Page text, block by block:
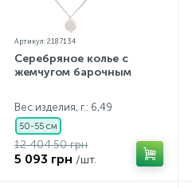
Артикул: 2187134
Серебряное колье с
жемчугом барочным
Вес изделия, г.: 6,49
50-55 см
12 404.50 грн
5 093 грн /шт.